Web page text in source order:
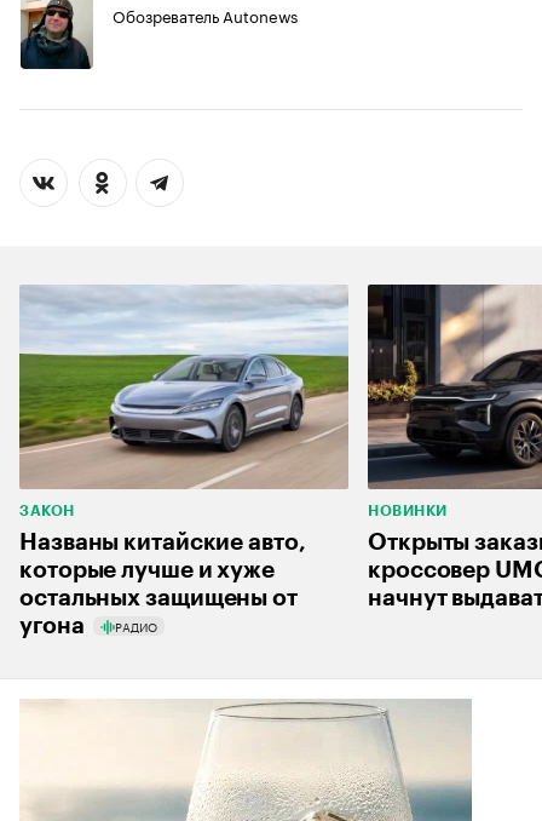
Обозреватель Autonews
ЗАКОН
Названы китайские авто,
которые лучше и хуже
остальных защищены от
угона
РАДИО
НОВИНКИ
Открыты
кроссовер
начнут